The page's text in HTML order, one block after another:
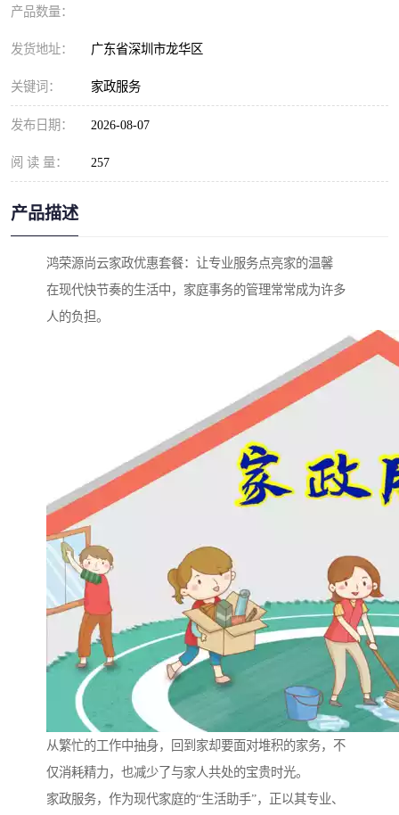
产品数量：
发货地址： 广东省深圳市龙华区
关键词： 家政服务
发布日期： 2026-08-07
阅 读 量： 257
产品描述
鸿荣源尚云家政优惠套餐：让专业服务点亮家的温馨
在现代快节奏的生活中，家庭事务的管理常常成为许多
人的负担。
从繁忙的工作中抽身，回到家却要面对堆积的家务，不
仅消耗精力，也减少了与家人共处的宝贵时光。
家政服务，作为现代家庭的“生活助手”，正以其专业、